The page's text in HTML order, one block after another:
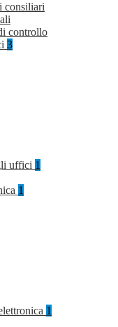
consiliari
controllo
3
uffici 1
1
1